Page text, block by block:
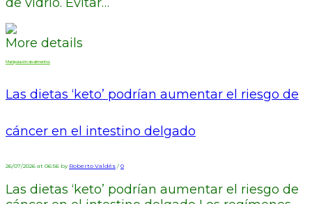
de vidrio. Evitar…
More details
Manipulación de alimentos
Las dietas ‘keto’ podrían aumentar el riesgo de
cáncer en el intestino delgado
26/07/2026 at 06:56 by Roberto Valdés / 0
Las dietas ‘keto’ podrían aumentar el riesgo de